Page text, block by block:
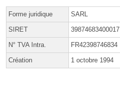
Forme juridique SARL
SIRET 39874683400017
N° TVA Intra. FR42398746834
Création 1 octobre 1994